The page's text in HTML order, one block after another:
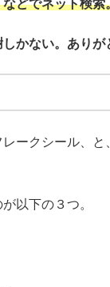
どでネット検索
かない。あり
ークシール、
以下の３つ。